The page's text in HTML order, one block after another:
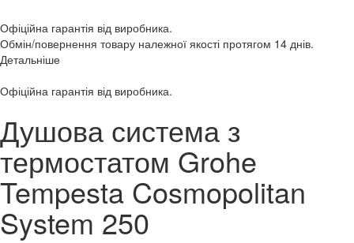
Офіційна гарантія від виробника.
Обмін/повернення товару належної якості протягом 14 днів.
Детальніше
Офіційна гарантія від виробника.
Душова система з
термостатом Grohe
Tempesta Cosmopolitan
System 250